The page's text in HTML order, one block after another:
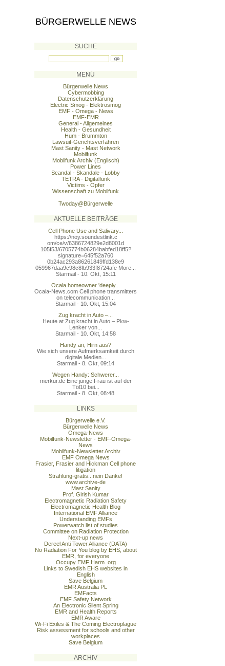
BÜRGERWELLE NEWS
SUCHE
MENÜ
Bürgerwelle News
Cybermobbing
Datenschutzerklärung
Electric Smog - Elektrosmog
EMF - Omega - News
EMF-EMR
General - Allgemeines
Health - Gesundheit
Hum - Brummton
Lawsuit-Gerichtsverfahren
Mast Sanity - Mast Network
Mobilfunk
Mobilfunk Archiv (Englisch)
Power Lines
Scandal - Skandale - Lobby
TETRA - Digitalfunk
Victims - Opfer
Wissenschaft zu Mobilfunk
Twoday@Bürgerwelle
AKTUELLE BEITRÄGE
Cell Phone Use and Salivary...
https://noy.soundestlink.c
om/ce/v/6386724829e2d8001d
105f53/6705774b06284babfed18ff5?
signature=645f52a760
0b24ac293a86261849ffd138e9
059967daa9c98c8fb933f8724afe More...
Starmail - 10. Okt, 15:11
Ocala homeowner 'deeply...
Ocala-News.com Cell phone transmitters
on telecommunication...
Starmail - 10. Okt, 15:04
Zug kracht in Auto –...
Heute.at Zug kracht in Auto – Pkw-
Lenker von...
Starmail - 10. Okt, 14:58
Handy an, Hirn aus?
Wie sich unsere Aufmerksamkeit durch
digitale Medien...
Starmail - 8. Okt, 09:14
Wegen Handy: Schwerer...
merkur.de Eine junge Frau ist auf der
Töl10 bei...
Starmail - 8. Okt, 08:48
LINKS
Bürgerwelle e.V.
Bürgerwelle News
Omega-News
Mobilfunk-Newsletter - EMF-Omega-
News
Mobilfunk-Newsletter Archiv
EMF Omega News
Frasier, Frasier and Hickman Cell phone
litigation
Strahlung-gratis...nein Danke!
www.archive-de
Mast Sanity
Prof. Girish Kumar
Electromagnetic Radiation Safety
Electromagnetic Health Blog
International EMF Alliance
Understanding EMFs
Powerwatch list of studies
Committee on Radiation Protection
Next-up news
Dereel Anti Tower Alliance (DATA)
No Radiation For You blog by EHS, about
EMR, for everyone
Occupy EMF Harm. org
Links to Swedish EHS websites in
English
Save Belgium
EMR Australia PL
EMFacts
EMF Safety Network
An Electronic Silent Spring
EMR and Health Reports
EMR Aware
Wi-Fi Exiles & The Coming Electroplague
Risk assessment for schools and other
workplaces
Save Belgium
ARCHIV